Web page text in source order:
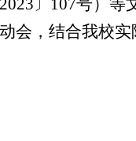
2023〕107号）等
会，结合我校实